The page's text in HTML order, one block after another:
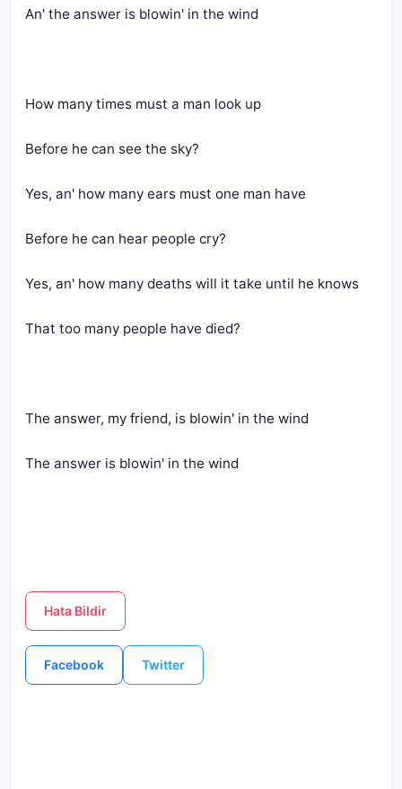
An' the answer is blowin' in the wind
How many times must a man look up
Before he can see the sky?
Yes, an' how many ears must one man have
Before he can hear people cry?
Yes, an' how many deaths will it take until he knows
That too many people have died?
The answer, my friend, is blowin' in the wind
The answer is blowin' in the wind
Hata Bildir
Facebook Twitter